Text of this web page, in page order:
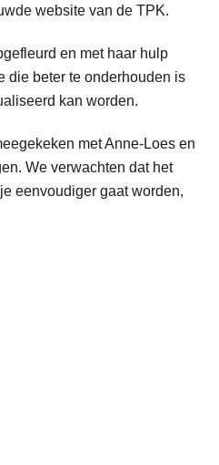
website van de TPK.
en met haar hulp
die beter te onderhouden is
kan worden.
met Anne-Loes en
We verwachten dat het
eenvoudiger gaat worden,